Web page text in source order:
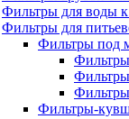
Фильтры для воды
Фильтры для
Фильтры под
Фильтры-